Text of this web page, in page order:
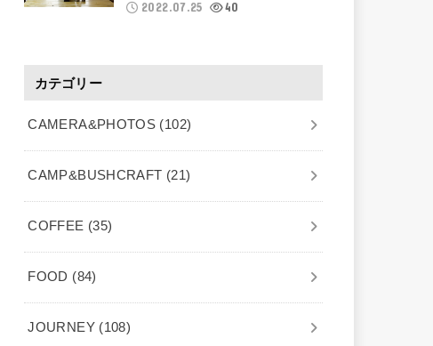
2022.07.25
40
カテゴリー
CAMERA&PHOTOS (102)
CAMP&BUSHCRAFT (21)
COFFEE (35)
FOOD (84)
JOURNEY (108)